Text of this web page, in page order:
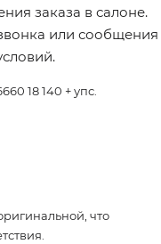
заказа в салоне.
или сообщения
18 140 + упс.
что